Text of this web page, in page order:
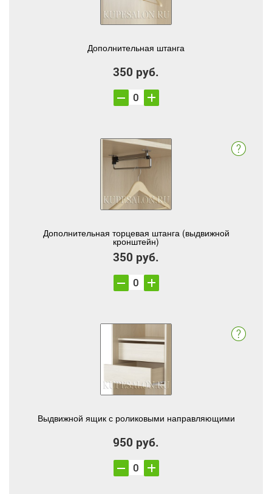
Дополнительная штанга
350 руб.
Дополнительная торцевая штанга (выдвижной
кронштейн)
350 руб.
Выдвижной ящик с роликовыми направляющими
950 руб.